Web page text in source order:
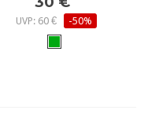
UVP: 60 € -50%